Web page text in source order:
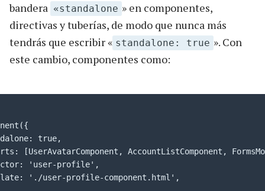
bandera «standalone » en componentes,
directivas y tuberías, de modo que nunca más
tendrás que escribir « standalone: true ». Con
este cambio, componentes como:
true,
[UserAvatarComponent, AccountListComponent,
'user-profile',
'./user-profile-component.html',